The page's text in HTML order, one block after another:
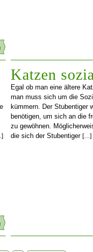
Katzen
Egal ob man eine ältere
man muss sich um die
kümmern. Der Stubentiger
benötigen, um sich an die
zu gewöhnen.
die sich der Stubentiger […]